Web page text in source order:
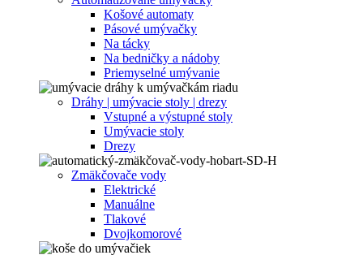
Košové automaty
Pásové umývačky
Na tácky
Na bedničky a nádoby
Priemyselné umývanie
Dráhy | umývacie stoly | drezy
Vstupné a výstupné stoly
Umývacie stoly
Drezy
Zmäkčovače vody
Elektrické
Manuálne
Tlakové
Dvojkomorové